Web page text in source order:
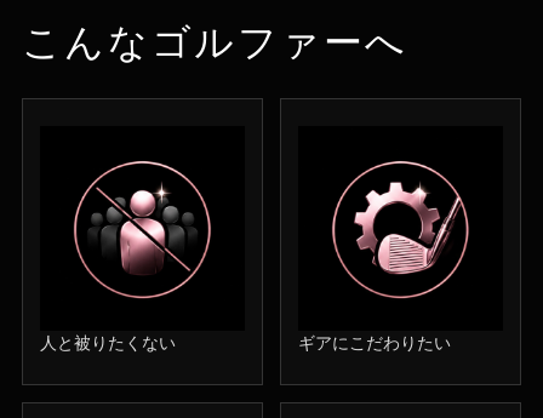
こんなゴルファーへ
人と被りたくない ギアにこだわりたい